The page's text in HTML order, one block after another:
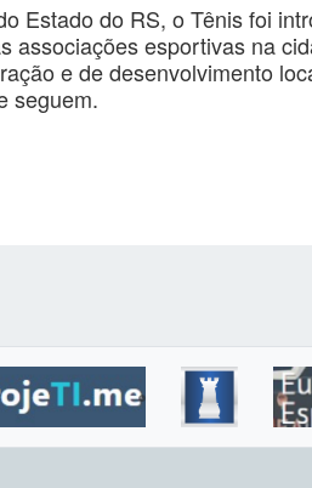
Estado do RS, o Tênis foi
associações esportivas na
e de desenvolvimento
seguem.